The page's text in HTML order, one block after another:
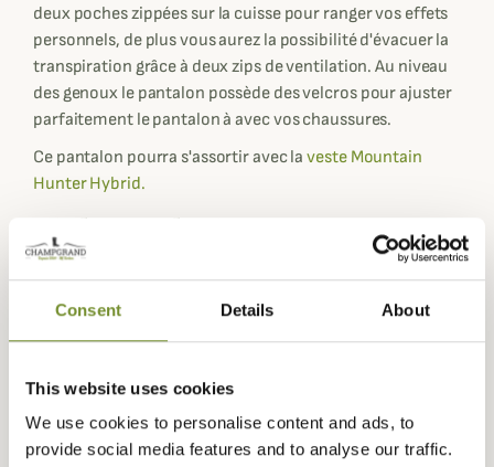
Consent Details About
This website uses cookies
We use cookies to personalise content and ads, to
provide social media features and to analyse our traffic.
deux poches zippées sur la cuisse pour ranger vos effets
personnels, de plus vous aurez la possibilité d'évacuer la
transpiration grâce à deux zips de ventilation. Au niveau
des genoux le pantalon possède des velcros pour ajuster
parfaitement le pantalon à avec vos chaussures.
Ce pantalon pourra s'assortir avec laveste Mountain
Hunter Hybrid.
Fiche technique
Composition
Genre Homme
Coloris Vert